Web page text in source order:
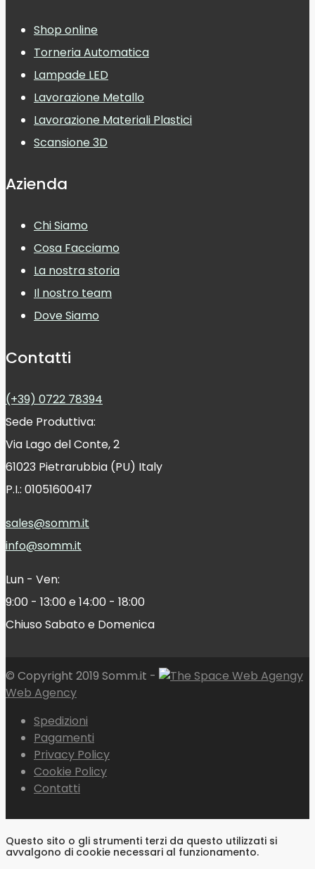
Shop online
Torneria Automatica
Lampade LED
Lavorazione Metallo
Lavorazione Materiali Plastici
Scansione 3D
Azienda
Chi Siamo
Cosa Facciamo
La nostra storia
Il nostro team
Dove Siamo
Contatti
(+39) 0722 78394
Sede Produttiva:
Via Lago del Conte, 2
61023 Pietrarubbia (PU) Italy
P.I.: 01051600417
sales@somm.it
info@somm.it
Lun - Ven:
9:00 - 13:00 e 14:00 - 18:00
Chiuso Sabato e Domenica
© Copyright 2019 Somm.it -
Web Agency
Spedizioni
Pagamenti
Privacy Policy
Cookie Policy
Contatti
Questo sito o gli strumenti terzi da questo utilizzati si
avvalgono di cookie necessari al funzionamento.